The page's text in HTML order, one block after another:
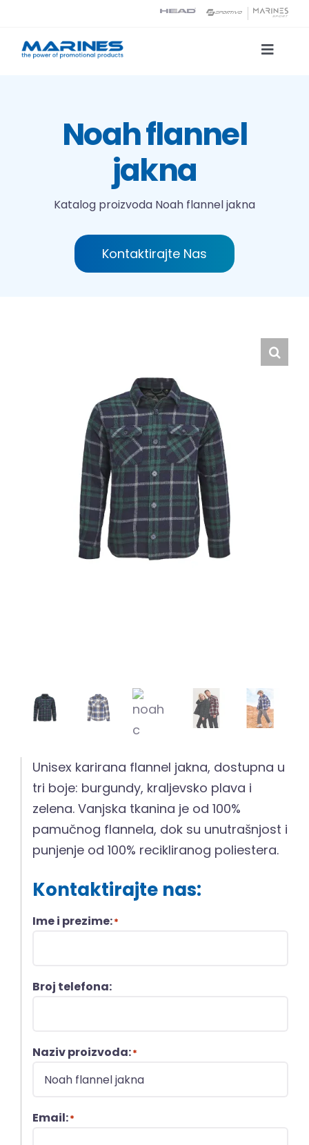
content
Toggle
Tehnologije tiska
Noah flannel
jakna
Katalog proizvoda Noah flannel jakna
Kontaktirajte Nas
Unisex karirana flannel jakna, dostupna u
tri boje: burgundy, kraljevsko plava i
zelena. Vanjska tkanina je od 100%
pamučnog flannela, dok su unutrašnjost i
punjenje od 100% recikliranog poliestera.
Kontaktirajte nas:
Ime i prezime:*
Broj telefona:
Naziv proizvoda:*
Email:*